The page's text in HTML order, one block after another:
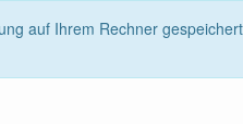
auf Ihrem Rechner